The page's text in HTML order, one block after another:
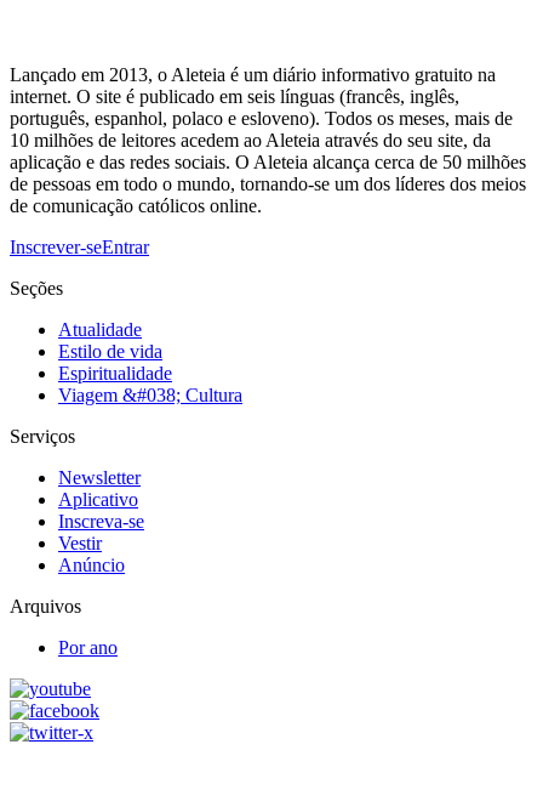
Lançado em 2013, o Aleteia é um diário informativo gratuito na
internet. O site é publicado em seis línguas (francês, inglês,
português, espanhol, polaco e esloveno). Todos os meses, mais de
10 milhões de leitores acedem ao Aleteia através do seu site, da
aplicação e das redes sociais. O Aleteia alcança cerca de 50 milhões
de pessoas em todo o mundo, tornando-se um dos líderes dos meios
de comunicação católicos online.
Inscrever-seEntrar
Seções
Atualidade
Estilo de vida
Espiritualidade
Viagem &#038; Cultura
Serviços
Newsletter
Aplicativo
Inscreva-se
Vestir
Anúncio
Arquivos
Por ano